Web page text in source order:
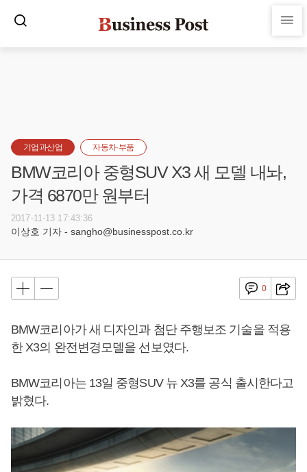
기업과산업 자동차·부품
BMW코리아 중형SUV X3 새 모델 내놔,
가격 6870만 원부터
2017-11-13 17:43:36
이상호 기자 - sangho@businesspost.co.kr
0
BMW코리아가 새 디자인과 첨단 주행보조 기술을 적용
한 X3의 완전변경모델을 선보였다.
BMW코리아는 13일 중형SUV 뉴 X3를 공식 출시한다고
밝혔다.